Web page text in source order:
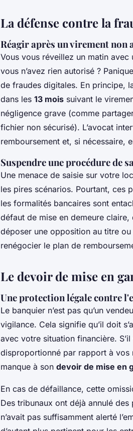
La défense contre la
Réagir après un virement non
Vous vous réveillez un matin
vous n’avez rien autorisé ?
de fraudes digitales. En principe,
dans les 13 mois suivant le
négligence grave (comme
fichier non sécurisé). L’avocat
remboursement et, si nécessaire,
Suspendre une procédure de
Une menace de saisie sur votre
les pires scénarios. Pourtant, ces
les formalités bancaires sont
défaut de mise en demeure
déposer une opposition au titre
renégocier le plan de
Le devoir de mise en
Une protection légale contre
Le banquier n’est pas qu’un
vigilance. Cela signifie qu’il doit
avec votre situation financière.
disproportionné par rapport à vos
manque à son devoir de mise en
En cas de défaillance, cette
Des tribunaux ont déjà annulé
n’avait pas suffisamment alerté